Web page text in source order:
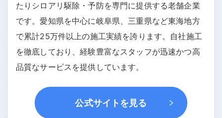
たりシロアリ駆除・予防を専門に提供する老舗企業
です。愛知県を中心に岐阜県、三重県など東海地方
で累計25万件以上の施工実績を誇ります。自社施工
を徹底しており、経験豊富なスタッフが迅速かつ高
品質なサービスを提供しています。
公式サイトを見る